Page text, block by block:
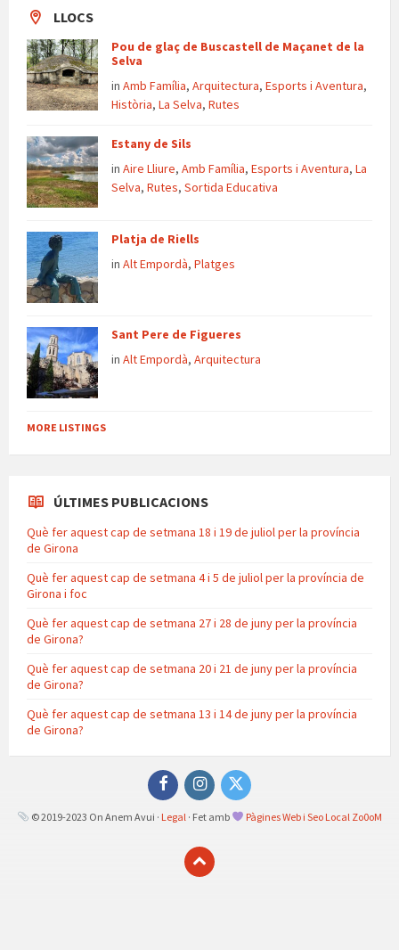
LLOCS
Pou de glaç de Buscastell de Maçanet de la
Selva
in Amb Família, Arquitectura, Esports i Aventura,
Història, La Selva, Rutes
Estany de Sils
in Aire Lliure, Amb Família, Esports i Aventura, La
Selva, Rutes, Sortida Educativa
Platja de Riells
in Alt Empordà, Platges
Sant Pere de Figueres
in Alt Empordà, Arquitectura
MORE LISTINGS
ÚLTIMES PUBLICACIONS
Què fer aquest cap de setmana 18 i 19 de juliol per la província
de Girona
Què fer aquest cap de setmana 4 i 5 de juliol per la província de
Girona i foc
Què fer aquest cap de setmana 27 i 28 de juny per la província
de Girona?
Què fer aquest cap de setmana 20 i 21 de juny per la província
de Girona?
Què fer aquest cap de setmana 13 i 14 de juny per la província
de Girona?
FacebookInstagramTwitter
© 2019-2023 On Anem Avui · Legal · Fet amb Pàgines Web i Seo Local Zo0oM